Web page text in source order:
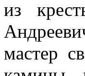
из
мастер